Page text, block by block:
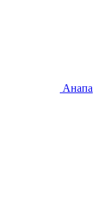
Анапа